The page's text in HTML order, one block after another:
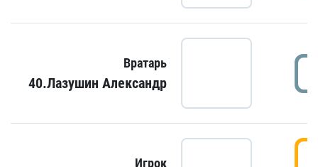
Вратарь
40.Лазушин Александр
Игрок